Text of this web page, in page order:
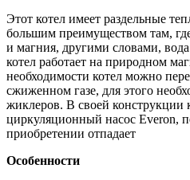
Этот котел имеет раздельные
большим преимуществом там,
и магния, другими словами,
котел работает на природном
необходимости котел можно
сжиженном газе, для этого
жиклеров. В своей конструкции
циркуляционный насос Everon,
приобретении отпадает
Особенности